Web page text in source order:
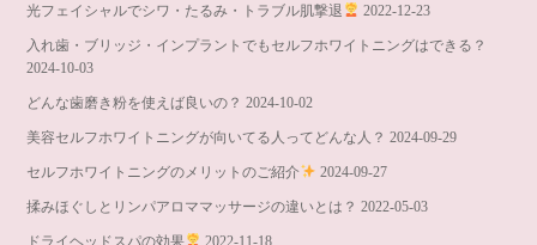
光フェイシャルでシワ・たるみ・トラブル肌撃退 2022-12-23
入れ歯・ブリッジ・インプラントでもセルフホワイトニングはできる？
2024-10-03
どんな歯磨き粉を使えば良いの？ 2024-10-02
美容セルフホワイトニングが向いてる人ってどんな人？ 2024-09-29
セルフホワイトニングのメリットのご紹介 2024-09-27
揉みほぐしとリンパアロママッサージの違いとは？ 2022-05-03
ドライヘッドスパの効果 2022-11-18